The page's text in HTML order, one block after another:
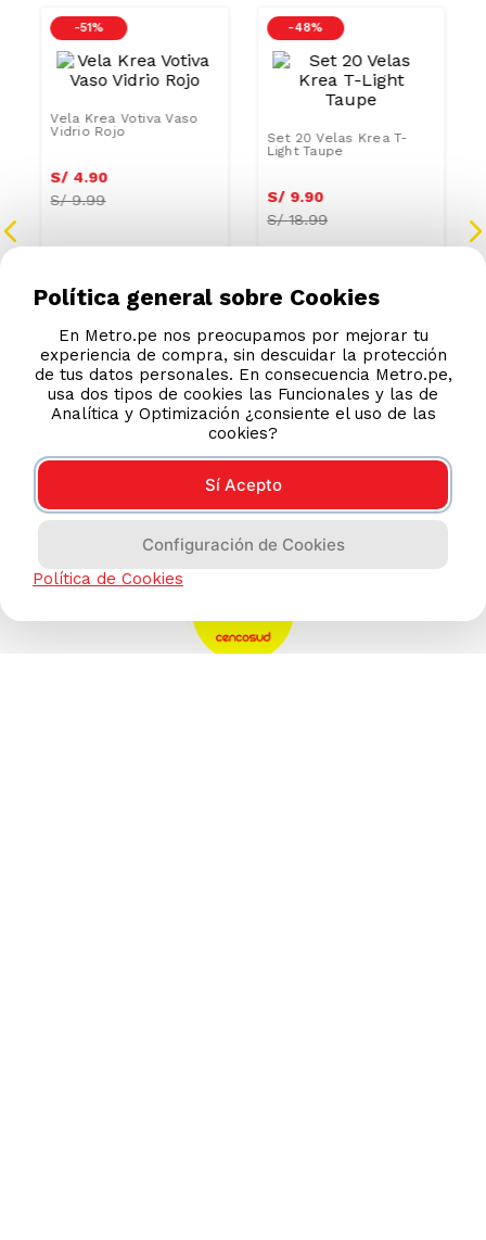
-51 %
S/ 4.90
S/9.99
-48 %
S/ 9. 90
S/18.99
Política general sobre Cookies
En Metro.pe nos preocupamos por mejorar tu
experiencia de compra, sin descuidar la protección
de tus datos personales. En consecuencia Metro.pe,
usa dos tipos de cookies las Funcionales y las de
Analítica y Optimización ¿consiente el uso de las
cookies?
Sí Acepto
Configuración de Cookies
Política de Cookies